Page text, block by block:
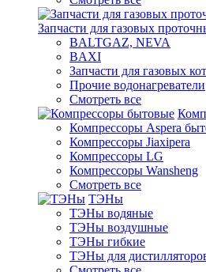
Запчасти для газовых
BALTGAZ, NEVA
BAXI
Запчасти для газовых
Прочие водонагреватели
Смотреть все
Компрессоры Aspera
Компрессоры Jiaxipera
Компрессоры LG
Компрессоры Wansheng
Смотреть все
ТЭНы
ТЭНы водяные
ТЭНы воздушные
ТЭНы гибкие
ТЭНы для